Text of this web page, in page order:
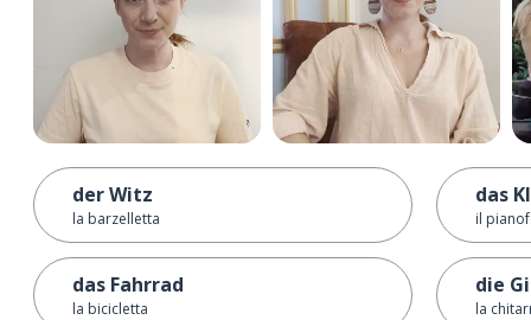
der Witz
la barzelletta
das Fahrrad
la bicicletta
das
il
die
la